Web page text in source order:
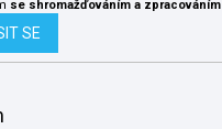
se shromažďováníma zpracováním
SE